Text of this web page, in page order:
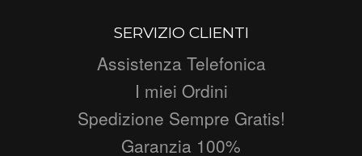
SERVIZIO CLIENTI
Assistenza Telefonica
I miei Ordini
Spedizione Sempre Gratis!
Garanzia 100%